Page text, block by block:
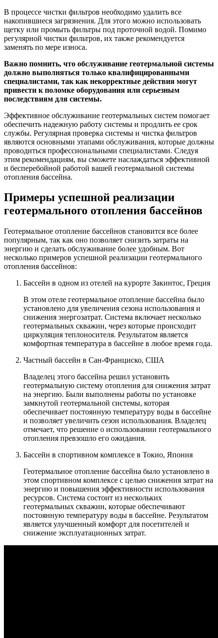
В процессе чистки фильтров необходимо удалить все
накопившиеся загрязнения. Для этого можно использовать
щетку или промыть фильтры под проточной водой. Помимо
регулярной чистки фильтров, их также рекомендуется
заменять по мере износа.
Важно помнить, что обслуживание геотермальной системы
должно выполняться только квалифицированными
специалистами, так как некорректные действия могут
привести к поломке оборудования или серьезным
последствиям для системы.
Эффективное обслуживание геотермальных систем помогает
обеспечить надежную работу системы и продлить ее срок
службы. Регулярная проверка системы и чистка фильтров
являются основными этапами обслуживания, которые должны
проводиться профессиональными специалистами. Следуя
этим рекомендациям, вы сможете наслаждаться эффективной
и бесперебойной работой вашей геотермальной системы
отопления бассейна.
Примеры успешной реализации
геотермального отопления бассейнов
Геотермальное отопление бассейнов становится все более
популярным, так как оно позволяет снизить затраты на
энергию и сделать обслуживание более удобным. Вот
несколько примеров успешной реализации геотермального
отопления бассейнов:
Бассейн в одном из отелей на курорте Закинтос, Греция
В этом отеле геотермальное отопление бассейна было
установлено для увеличения сезона использования и
снижения энергозатрат. Система включает несколько
геотермальных скважин, через которые происходит
циркуляция теплоносителя. Результатом является
комфортная температура в бассейне в любое время года.
Частный бассейн в Сан-Франциско, США
Владелец этого бассейна решил установить
геотермальную систему отопления для снижения затрат
на энергию. Были выполнены работы по установке
замкнутой геотермальной системы, которая
обеспечивает постоянную температуру воды в бассейне
и позволяет увеличить сезон использования. Владелец
отмечает, что решение о использовании геотермального
отопления превзошло его ожидания.
Бассейн в спортивном комплексе в Токио, Япония
Геотермальное отопление бассейна было установлено в
этом спортивном комплексе с целью снижения затрат на
энергию и повышения эффективности использования
ресурсов. Система состоит из нескольких
геотермальных скважин, которые обеспечивают
постоянную температуру воды в бассейне. Результатом
является улучшенный комфорт для посетителей и
снижение эксплуатационных затрат.